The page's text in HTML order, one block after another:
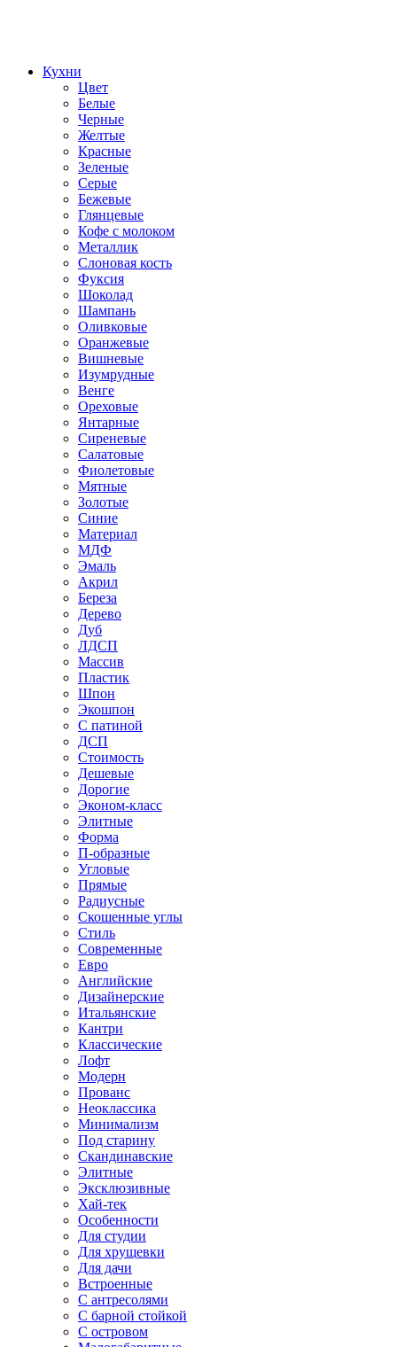
Кухни
Цвет
Белые
Черные
Желтые
Красные
Зеленые
Серые
Бежевые
Глянцевые
Кофе с молоком
Металлик
Слоновая кость
Фуксия
Шоколад
Шампань
Оливковые
Оранжевые
Вишневые
Изумрудные
Венге
Ореховые
Янтарные
Сиреневые
Салатовые
Фиолетовые
Мятные
Золотые
Синие
Материал
МДФ
Эмаль
Акрил
Береза
Дерево
Дуб
ЛДСП
Массив
Пластик
Шпон
Экошпон
С патиной
ДСП
Стоимость
Дешевые
Дорогие
Эконом-класс
Элитные
Форма
П-образные
Угловые
Прямые
Радиусные
Скошенные углы
Стиль
Современные
Евро
Английские
Дизайнерские
Итальянские
Кантри
Классические
Лофт
Модерн
Прованс
Неоклассика
Минимализм
Под старину
Скандинавские
Элитные
Эксклюзивные
Хай-тек
Особенности
Для студии
Для хрущевки
Для дачи
Встроенные
С антресолями
С барной стойкой
С островом